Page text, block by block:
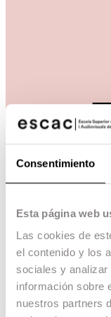
Consentimiento
Esta página web
Las cookies de
el contenido y los
sociales y
información sobre
nuestros partners